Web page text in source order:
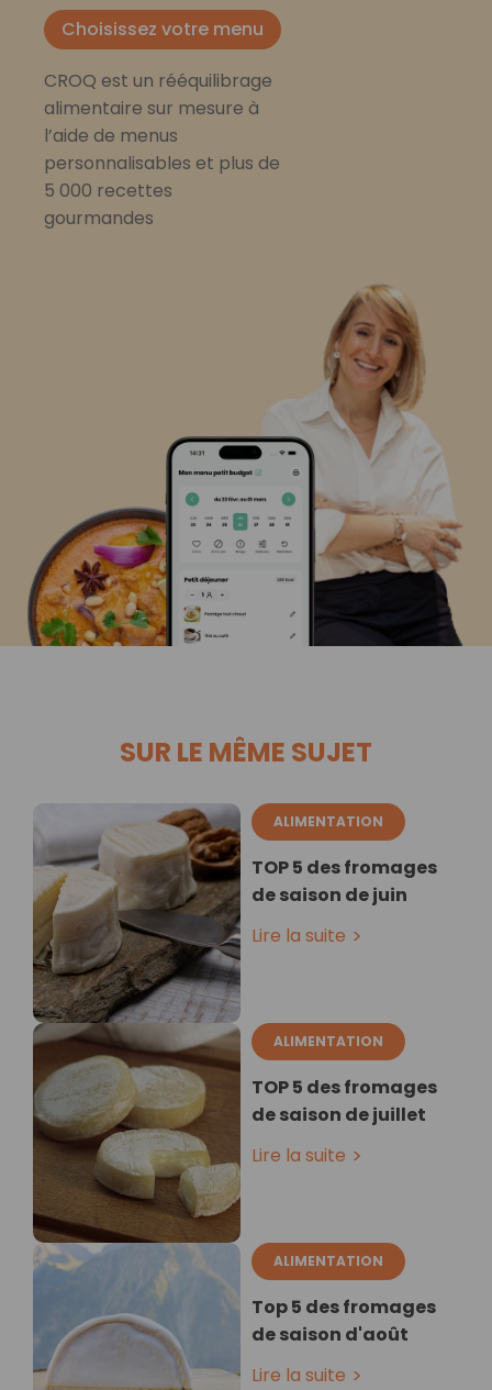
Choisissez votre menu
CROQ est un rééquilibrage
alimentaire sur mesure à
l’aide de menus
personnalisables et plus de
5 000 recettes
gourmandes
SUR LE MÊME SUJET
ALIMENTATION
TOP 5 des fromages
de saison de juin
Lire la suite
ALIMENTATION
TOP 5 des fromages
de saison de juillet
Lire la suite
ALIMENTATION
Top 5 des fromages
de saison d'août
Lire la suite